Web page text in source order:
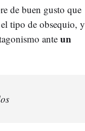
de buen gusto que
tipo de obsequio, y
anteun